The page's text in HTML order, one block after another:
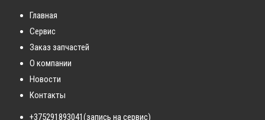
Главная
Сервис
Заказ запчастей
О компании
Новости
Контакты
+375291893041(запись на сервис)